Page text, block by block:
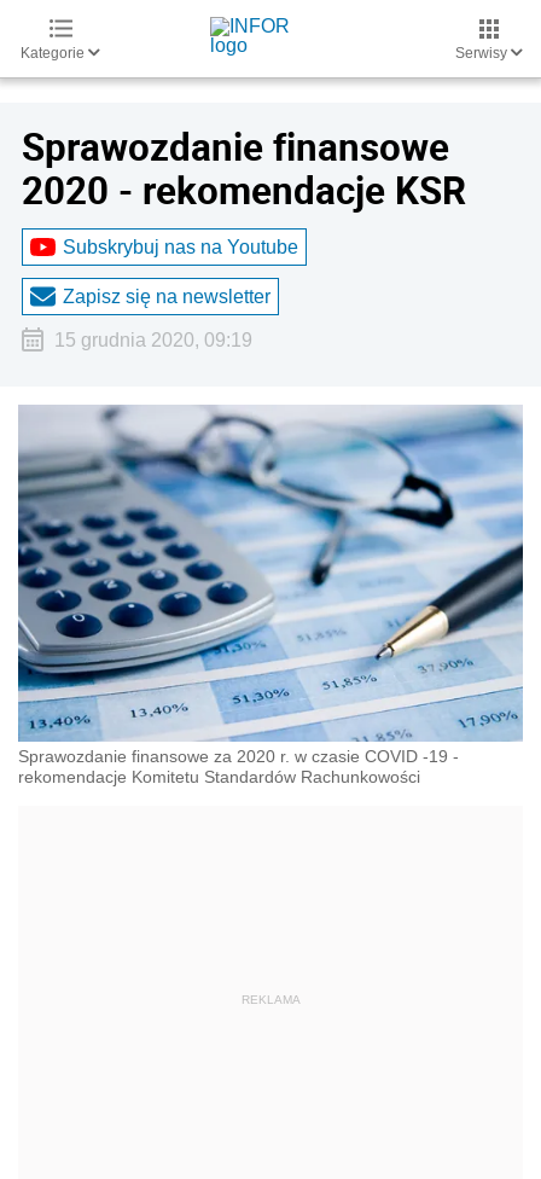
Kategorie Serwisy
Sprawozdanie finansowe
2020 - rekomendacje KSR
Subskrybuj nas na Youtube
Zapisz się na newsletter
15 grudnia 2020, 09:19
Sprawozdanie finansowe za 2020 r. w czasie COVID -19 -
rekomendacje Komitetu Standardów Rachunkowości